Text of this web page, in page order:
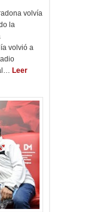
volvía
la
volvió a
Leer